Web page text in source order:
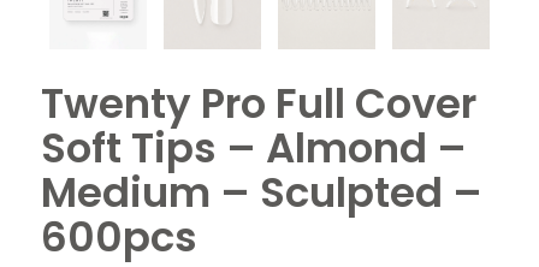
Twenty Pro Full Cover
Soft Tips – Almond –
Medium – Sculpted –
600pcs